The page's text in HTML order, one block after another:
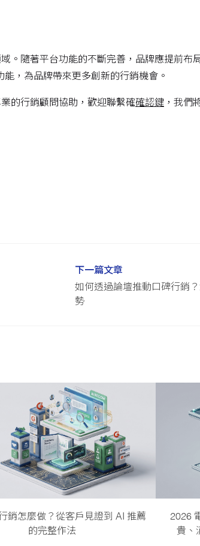
。隨著平台功能的不斷完善，品牌應提前布
，為品牌帶來更多創新的行銷機會。
的行銷顧問協助，歡迎聯繫確確認鍵 ，我們
下一篇文章
如何透過論壇推動口碑行銷
勢
銷怎麼做？從客戶見證到 AI 推薦
的完整作法
2026
貴、